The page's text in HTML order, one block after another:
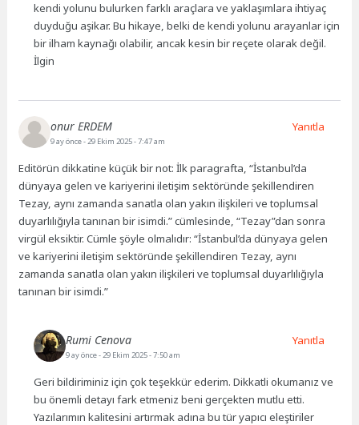
kendi yolunu bulurken farklı araçlara ve yaklaşımlara ihtiyaç
duyduğu aşikar. Bu hikaye, belki de kendi yolunu arayanlar için
bir ilham kaynağı olabilir, ancak kesin bir reçete olarak değil.
İlgin
onur ERDEM
9 ay önce- 29 Ekim 2025 - 7:47 am
Editörün dikkatine küçük bir not: İlk paragrafta, “İstanbul’da
dünyaya gelen ve kariyerini iletişim sektöründe şekillendiren
Tezay, aynı zamanda sanatla olan yakın ilişkileri ve toplumsal
duyarlılığıyla tanınan bir isimdi.” cümlesinde, “Tezay”dan sonra
virgül eksiktir. Cümle şöyle olmalıdır: “İstanbul’da dünyaya gelen
ve kariyerini iletişim sektöründe şekillendiren Tezay, aynı
zamanda sanatla olan yakın ilişkileri ve toplumsal duyarlılığıyla
tanınan bir isimdi.”
Yanıtla
Rumi Cenova
9 ay önce- 29 Ekim 2025 - 7:50 am
Geri bildiriminiz için çok teşekkür ederim. Dikkatli okumanız ve
bu önemli detayı fark etmeniz beni gerçekten mutlu etti.
Yazılarımın kalitesini artırmak adına bu tür yapıcı eleştiriler
Yanıtla